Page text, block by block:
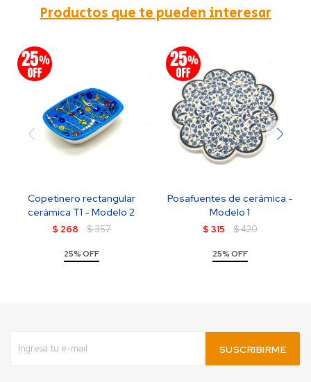
Productos que te pueden interesar
Copetinero rectangular
cerámica T1 - Modelo 2
$ 268 $357
25% OFF
Posafuentes de cerámica -
Modelo 1
$ 315 $420
25% OFF
SUSCRIBIRME